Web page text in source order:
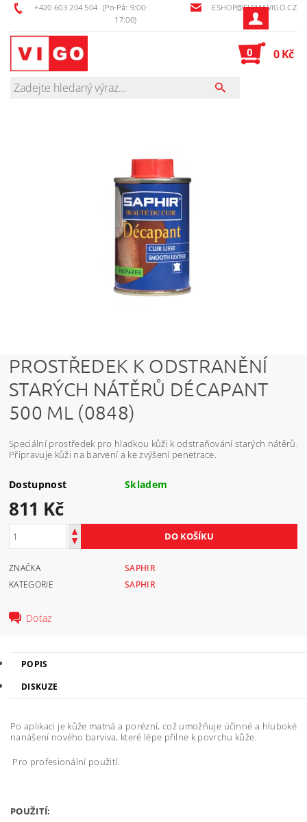
+420 603 204 504 (Po-Pá: 9:00-
17:00)
ESHOP@FIRMAVIGO.CZ
0 0 Kč
PROSTŘEDEK K ODSTRANĚNÍ
STARÝCH NÁTĚRŮ DÉCAPANT
500 ML (0848)
Speciální prostředek pro hladkou kůži k odstraňování starých nátěrů.
Připravuje kůži na barvení a ke zvýšení penetrace.
Dostupnost Skladem
811 Kč
ZNAČKA
SAPHIR
KATEGORIE
SAPHIR
Dotaz
POPIS
DISKUZE
Po aplikaci je kůže matná a porézní, což umožňuje účinné a hluboké
nanášení nového barviva, které lépe přilne k povrchu kůže.
Pro profesionální použití.
POUŽITÍ: